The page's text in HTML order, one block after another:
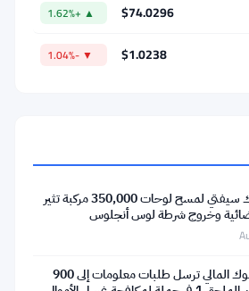
$74.0296
▲ +1.62%
$1.0238
▼ -1.04%
خطة فلوك سيفتي لمسح لوحات 350,000 مركبة تثير
وخروج شرطة لوس أنجلوس
هيئة السلوك المالي ترسل طلبات معلومات إلى 900